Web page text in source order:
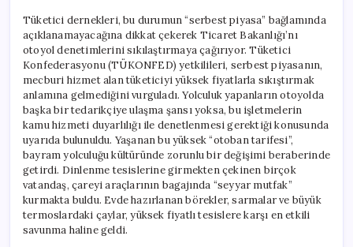
Tüketici dernekleri, bu durumun “serbest piyasa” bağlamında
açıklanamayacağına dikkat çekerek Ticaret Bakanlığı’nı
otoyol denetimlerini sıkılaştırmaya çağırıyor. Tüketici
Konfederasyonu (TÜKONFED) yetkilileri, serbest piyasanın,
mecburi hizmet alan tüketiciyi yüksek fiyatlarla sıkıştırmak
anlamına gelmediğini vurguladı. Yolculuk yapanların otoyolda
başka bir tedarikçiye ulaşma şansı yoksa, bu işletmelerin
kamu hizmeti duyarlılığı ile denetlenmesi gerektiği konusunda
uyarıda bulunuldu. Yaşanan bu yüksek “otoban tarifesi”,
bayram yolculuğu kültüründe zorunlu bir değişimi beraberinde
getirdi. Dinlenme tesislerine girmekten çekinen birçok
vatandaş, çareyi araçlarının bagajında “seyyar mutfak”
kurmakta buldu. Evde hazırlanan börekler, sarmalar ve büyük
termoslardaki çaylar, yüksek fiyatlı tesislere karşı en etkili
savunma haline geldi.